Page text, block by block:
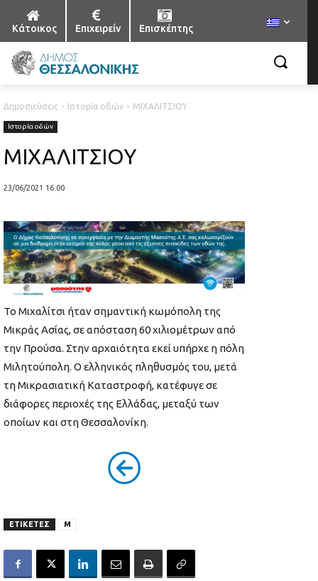
Κάτοικος Επιχειρείν Επισκέπτης
Δημοσιεύσεις Ιστορία οδών ΜΙΧΑΛΙΤΣΙΟΥ
Ιστορία οδών
ΜΙΧΑΛΙΤΣΙΟΥ
23/06/2021 16:00
Το Μιχαλίτσι ήταν σημαντική κωμόπολη της
Μικράς Ασίας, σε απόσταση 60 χιλιομέτρων από
την Προύσα. Στην αρχαιότητα εκεί υπήρχε η πόλη
Μιλητούπολη. Ο ελληνικός πληθυσμός του, μετά
τη Μικρασιατική Καταστροφή, κατέφυγε σε
διάφορες περιοχές της Ελλάδας, μεταξύ των
οποίων και στη Θεσσαλονίκη.
ΕΤΙΚΕΤΕΣ Μ